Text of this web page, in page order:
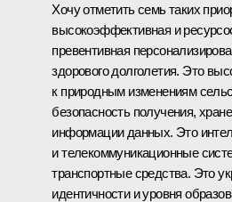
Хочу отметить семь таких
высокоэффективная и
превентивная
здорового долголетия. Это
к природным изменениям
безопасность получения,
информации данных. Это
и телекоммуникационные
транспортные средства. Это
идентичности и уровня